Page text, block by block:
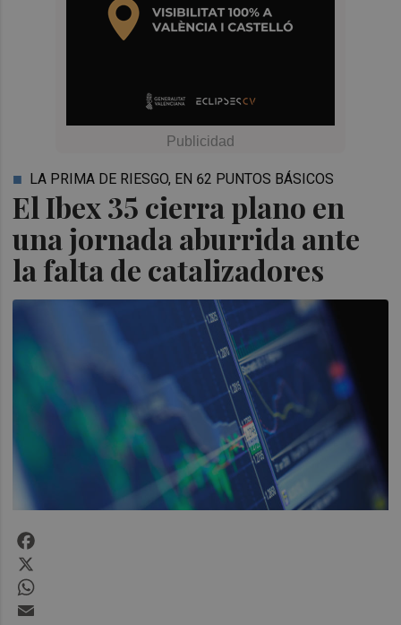
El Ibex 35 cierra plano en
una jornada aburrida ante
la falta de catalizadores
LA PRIMA DE RIESGO, EN 62 PUNTOS BÁSICOS